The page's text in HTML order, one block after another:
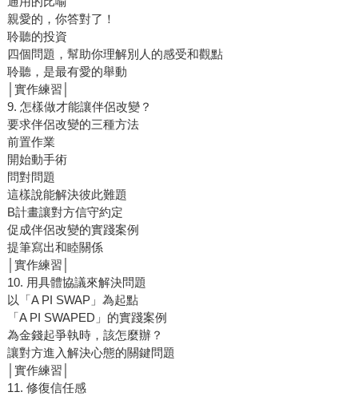
親愛的，你答對了！
聆聽的投資
四個問題，幫助你理解別人的感受和觀點
聆聽，是最有愛的舉動
│實作練習│
9. 怎樣做才能讓伴侶改變？
要求伴侶改變的三種方法
前置作業
開始動手術
問對問題
這樣說能解決彼此難題
B計畫讓對方信守約定
促成伴侶改變的實踐案例
提筆寫出和睦關係
│實作練習│
10. 用具體協議來解決問題
以「A PI SWAP」為起點
「A PI SWAPED」的實踐案例
為金錢起爭執時，該怎麼辦？
讓對方進入解決心態的關鍵問題
│實作練習│
11. 修復信任感